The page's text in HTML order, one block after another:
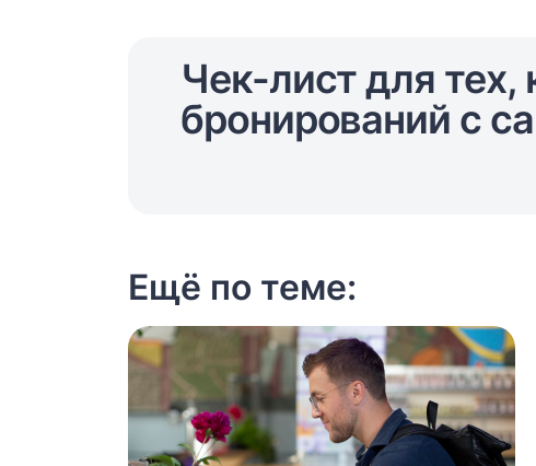
Чек-лист для тех,
бронирований с
Ещё по теме: